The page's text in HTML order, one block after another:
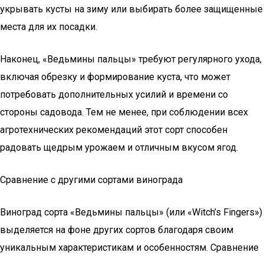
укрывать кусты на зиму или выбирать более защищенные
места для их посадки.
Наконец, «Ведьмины пальцы» требуют регулярного ухода,
включая обрезку и формирование куста, что может
потребовать дополнительных усилий и времени со
стороны садовода. Тем не менее, при соблюдении всех
агротехнических рекомендаций этот сорт способен
радовать щедрым урожаем и отличным вкусом ягод.
Сравнение с другими сортами винограда
Виноград сорта «Ведьмины пальцы» (или «Witch’s Fingers»)
выделяется на фоне других сортов благодаря своим
уникальным характеристикам и особенностям. Сравнение